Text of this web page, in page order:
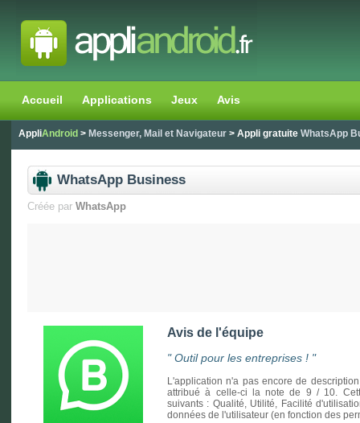
Accueil Applications Jeux Avis
AppliAndroid > Messenger, Mail et Navigateur > Appli gratuite WhatsApp
WhatsApp Business
Créée par WhatsApp
Avis de l'équipe
"Outil pour les entreprises ! "
L'application n'a pas encore de
attribué à celle-ci la note de 9 / 10.
suivants : Qualité, Utilité, Facilité
données de l'utilisateur (en fonction des